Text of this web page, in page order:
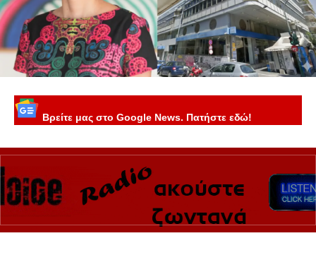
Βρείτε μας στο Google News. Πατήστε εδώ!